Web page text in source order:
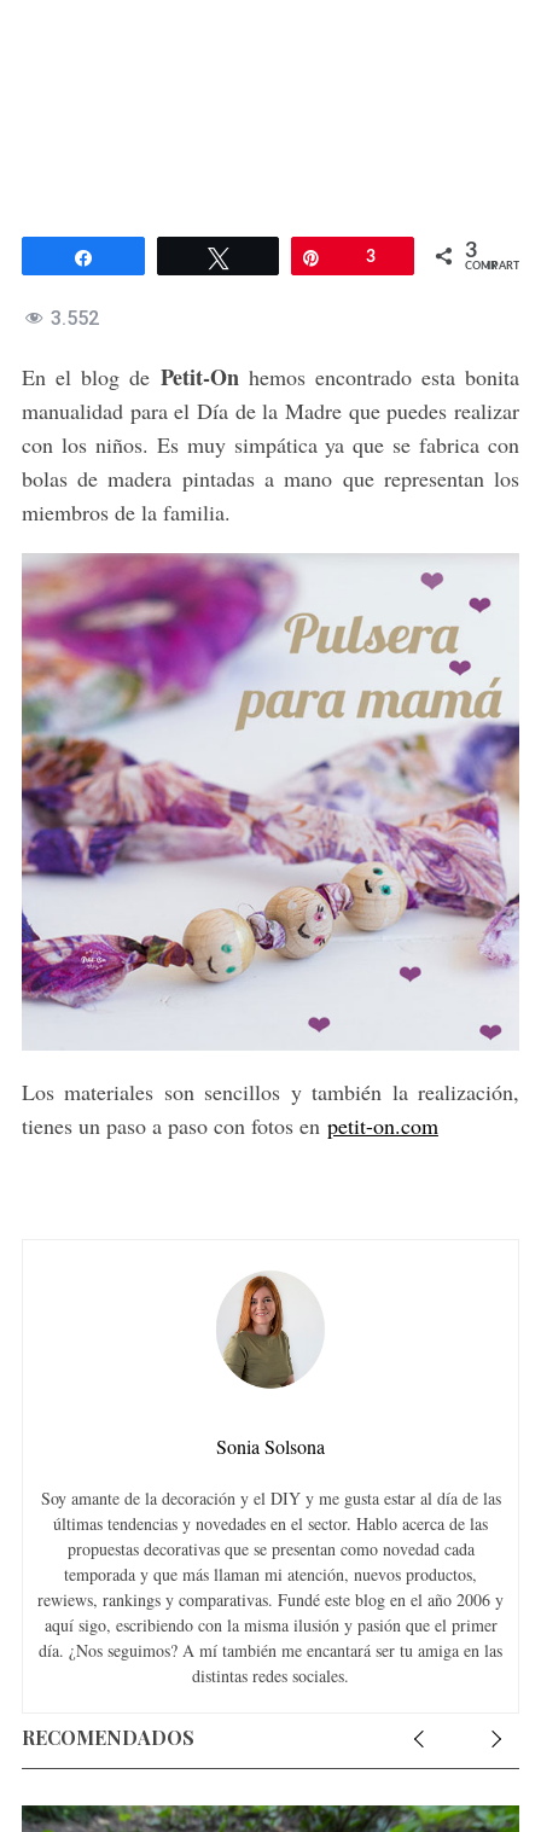
Twittear 3 3
COMPARTIR
3.552
En el blog de Petit-Onhemos encontrado esta bonita
manualidad para el Día de la Madre que puedes realizar
con los niños. Es muy simpática ya que se fabrica con
bolas de madera pintadas a mano que representan los
miembros de la familia.
Los materiales son sencillos y también la realización,
tienes un paso a paso con fotos en petit-on.com
Sonia Solsona
Soy amante de la decoración y el DIY y me gusta estar al día de las
últimas tendencias y novedades en el sector. Hablo acerca de las
propuestas decorativas que se presentan como novedad cada
temporada y que más llaman mi atención, nuevos productos,
rewiews, rankings y comparativas. Fundé este blog en el año 2006 y
aquí sigo, escribiendo con la misma ilusión y pasión que el primer
día. ¿Nos seguimos? A mí también me encantará ser tu amiga en las
distintas redes sociales.
RECOMENDADOS